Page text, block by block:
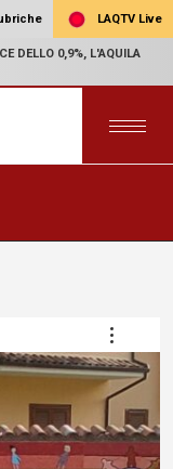
LAQTV Live
DELLO 0,9%, L'AQUILA